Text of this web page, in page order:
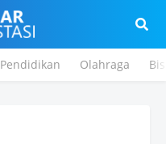
Pendidikan Olahraga